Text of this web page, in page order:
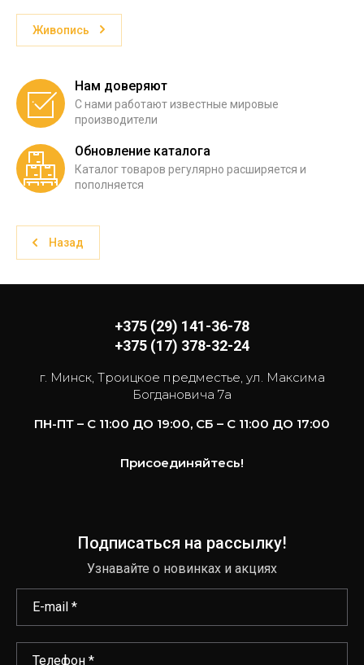
Живопись
Нам доверяют
С нами работают известные мировые
производители
Обновление каталога
Каталог товаров регулярно расширяется и
пополняется
Назад
+375 (29) 141-36-78
+375 (17) 378-32-24
г. Минск, Троицкое предместье, ул. Максима
Богдановича 7а
ПН-ПТ – С 11:00 ДО 19:00, СБ – С 11:00 ДО 17:00
Подписаться на рассылку!
Узнавайте о новинках и акциях
Присоединяйтесь!